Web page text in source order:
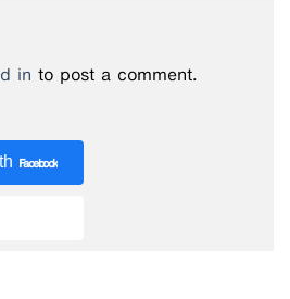
in to post a comment.
Facebook